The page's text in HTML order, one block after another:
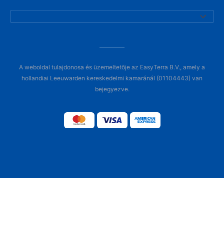
A weboldal tulajdonosa és üzemeltetője az EasyTerra B.V., amely a
hollandiai Leeuwarden kereskedelmi kamaránál (01104443) van
bejegyezve.